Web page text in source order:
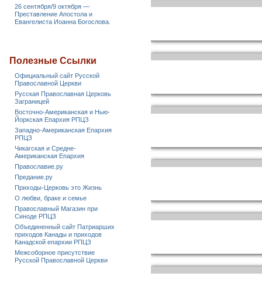
26 сентября/9 октября —
Преставление Апостола и
Евангелиста Иоанна Богослова.
Полезные Ссылки
Официальный сайт Русской
Православной Церкви
Русская Православная Церковь
Заграницей
Восточно-Американская и Нью-
Йоркская Епархия РПЦЗ
Западно-Американская Епархия
РПЦЗ
Чикагская и Средне-
Американская Епархия
Православие.ру
Предание.ру
Приходы-Церковь это Жизнь
О любви, браке и семье
Православный Магазин при
Синоде РПЦЗ
Объединенный сайт Патриарших
приходов Канады и приходов
Канадской епархии РПЦЗ
Межсоборное присутствие
Русской Православной Церкви